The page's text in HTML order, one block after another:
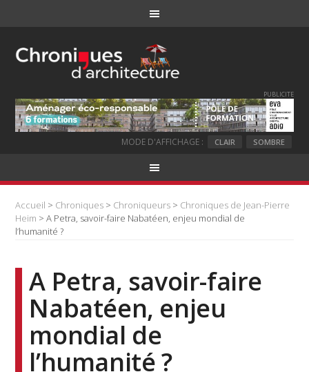
PUBLICITE
MODE D'AFFICHAGE : CLAIR SOMBRE
Accueil > Chroniques > Chroniqueurs > Chroniques de Jean-Pierre
Heim > A Petra, savoir-faire Nabatéen, enjeu mondial de
l’humanité ?
A Petra, savoir-faire
Nabatéen, enjeu
mondial de
l’humanité ?